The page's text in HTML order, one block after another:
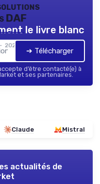
DAF
2026
le livre blanc
➔ Télécharger
d’être contacté(e) à
et ses partenaires.
Claude Mistral
actualités de